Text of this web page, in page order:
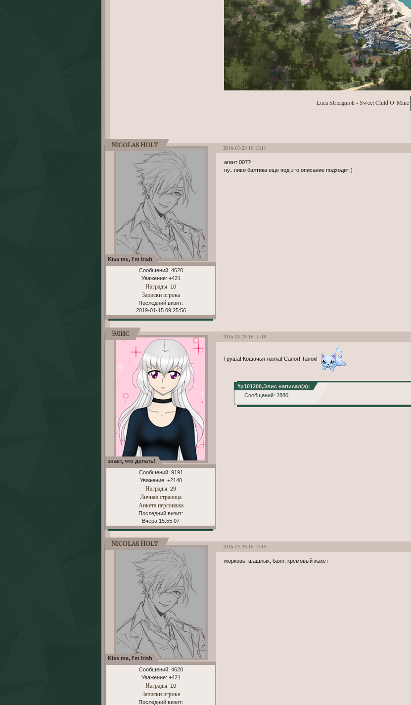
Luca Stricagnoli - Sweet Child O' Mine
2016-03-28 16:13:11
Nicolas Holt
Kiss me, I'm Irish
Сообщений: 4620
Уважение: +421
Награды: 10
Записки игрока
Последний визит:
2019-01-15 09:25:56
агент 007?
ну...пиво балтика еще под это описание подходит:)
2016-03-28 16:14:19
Элис
знает, что делать!
Сообщений: 9191
Уважение: +2140
Награды: 29
Личная страница
Анкета персонажа
Последний визит:
Вчера 15:55:07
Груша! Кошачья лапка! Сапог! Тапок!
#p101200,Элис написал(а):
Сообщений: 2880
2016-03-28 16:15:15
Nicolas Holt
Kiss me, I'm Irish
Сообщений: 4620
Уважение: +421
Награды: 10
Записки игрока
Последний визит:
морковь, шашлык, баян, кремовый жакет